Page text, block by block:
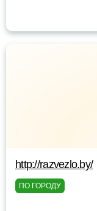
http://razvezlo.by/
ПО ГОРОДУ